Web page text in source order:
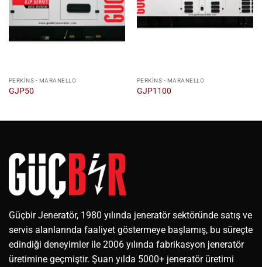
PERKINS - MARANELLO
GJP50
PERKINS - MARANELLO
GJP1100
Güçbir Jeneratör, 1980 yılında jeneratör sektöründe satış ve
servis alanlarında faaliyet göstermeye başlamış, bu süreçte
edindiği deneyimler ile 2006 yılında fabrikasyon jeneratör
üretimine geçmiştir. Şuan yılda 5000+ jeneratör üretimi